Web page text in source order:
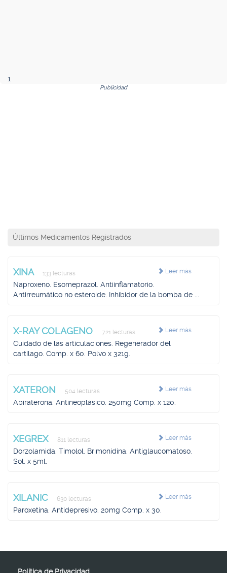
1
Publicidad
Últimos Medicamentos Registrados
Leer más
XINA 133 lecturas
Naproxeno. Esomeprazol. Antiinflamatorio.
Antirreumático no esteroide. Inhibidor de la bomba de ...
Leer más
X-RAY COLAGENO 721 lecturas
Cuidado de las articulaciones. Regenerador del
cartílago. Comp. x 60. Polvo x 321g.
Leer más
XATERON 504 lecturas
Abiraterona. Antineoplásico. 250mg Comp. x 120.
Leer más
XEGREX 811 lecturas
Dorzolamida. Timolol. Brimonidina. Antiglaucomatoso.
Sol. x 5ml.
Leer más
XILANIC 630 lecturas
Paroxetina. Antidepresivo. 20mg Comp. x 30.